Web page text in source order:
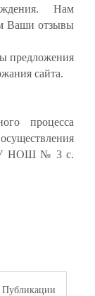
Нам
Ваши отзывы
предложения
сайта.
процесса
НОШ № 3 с.
Публикации